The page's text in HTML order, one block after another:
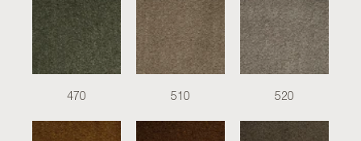
470 510 520